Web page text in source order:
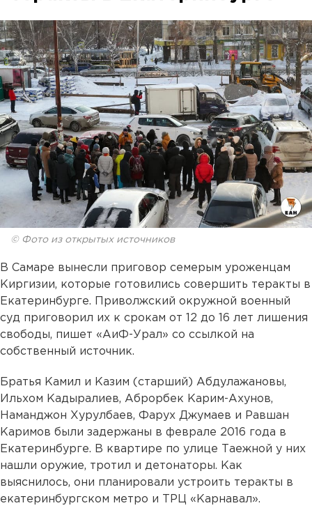
© Фото из открытых источников
В Самаре вынесли приговор семерым уроженцам
Киргизии, которые готовились совершить теракты в
Екатеринбурге. Приволжский окружной военный
суд приговорил их к срокам от 12 до 16 лет лишения
свободы, пишет «АиФ-Урал» со ссылкой на
собственный источник.
Братья Камил и Казим (старший) Абдулажановы,
Ильхом Кадыралиев, Аброрбек Карим-Ахунов,
Наманджон Хурулбаев, Фарух Джумаев и Равшан
Каримов были задержаны в феврале 2016 года в
Екатеринбурге. В квартире по улице Таежной у них
нашли оружие, тротил и детонаторы. Как
выяснилось, они планировали устроить теракты в
екатеринбургском метро и ТРЦ «Карнавал».